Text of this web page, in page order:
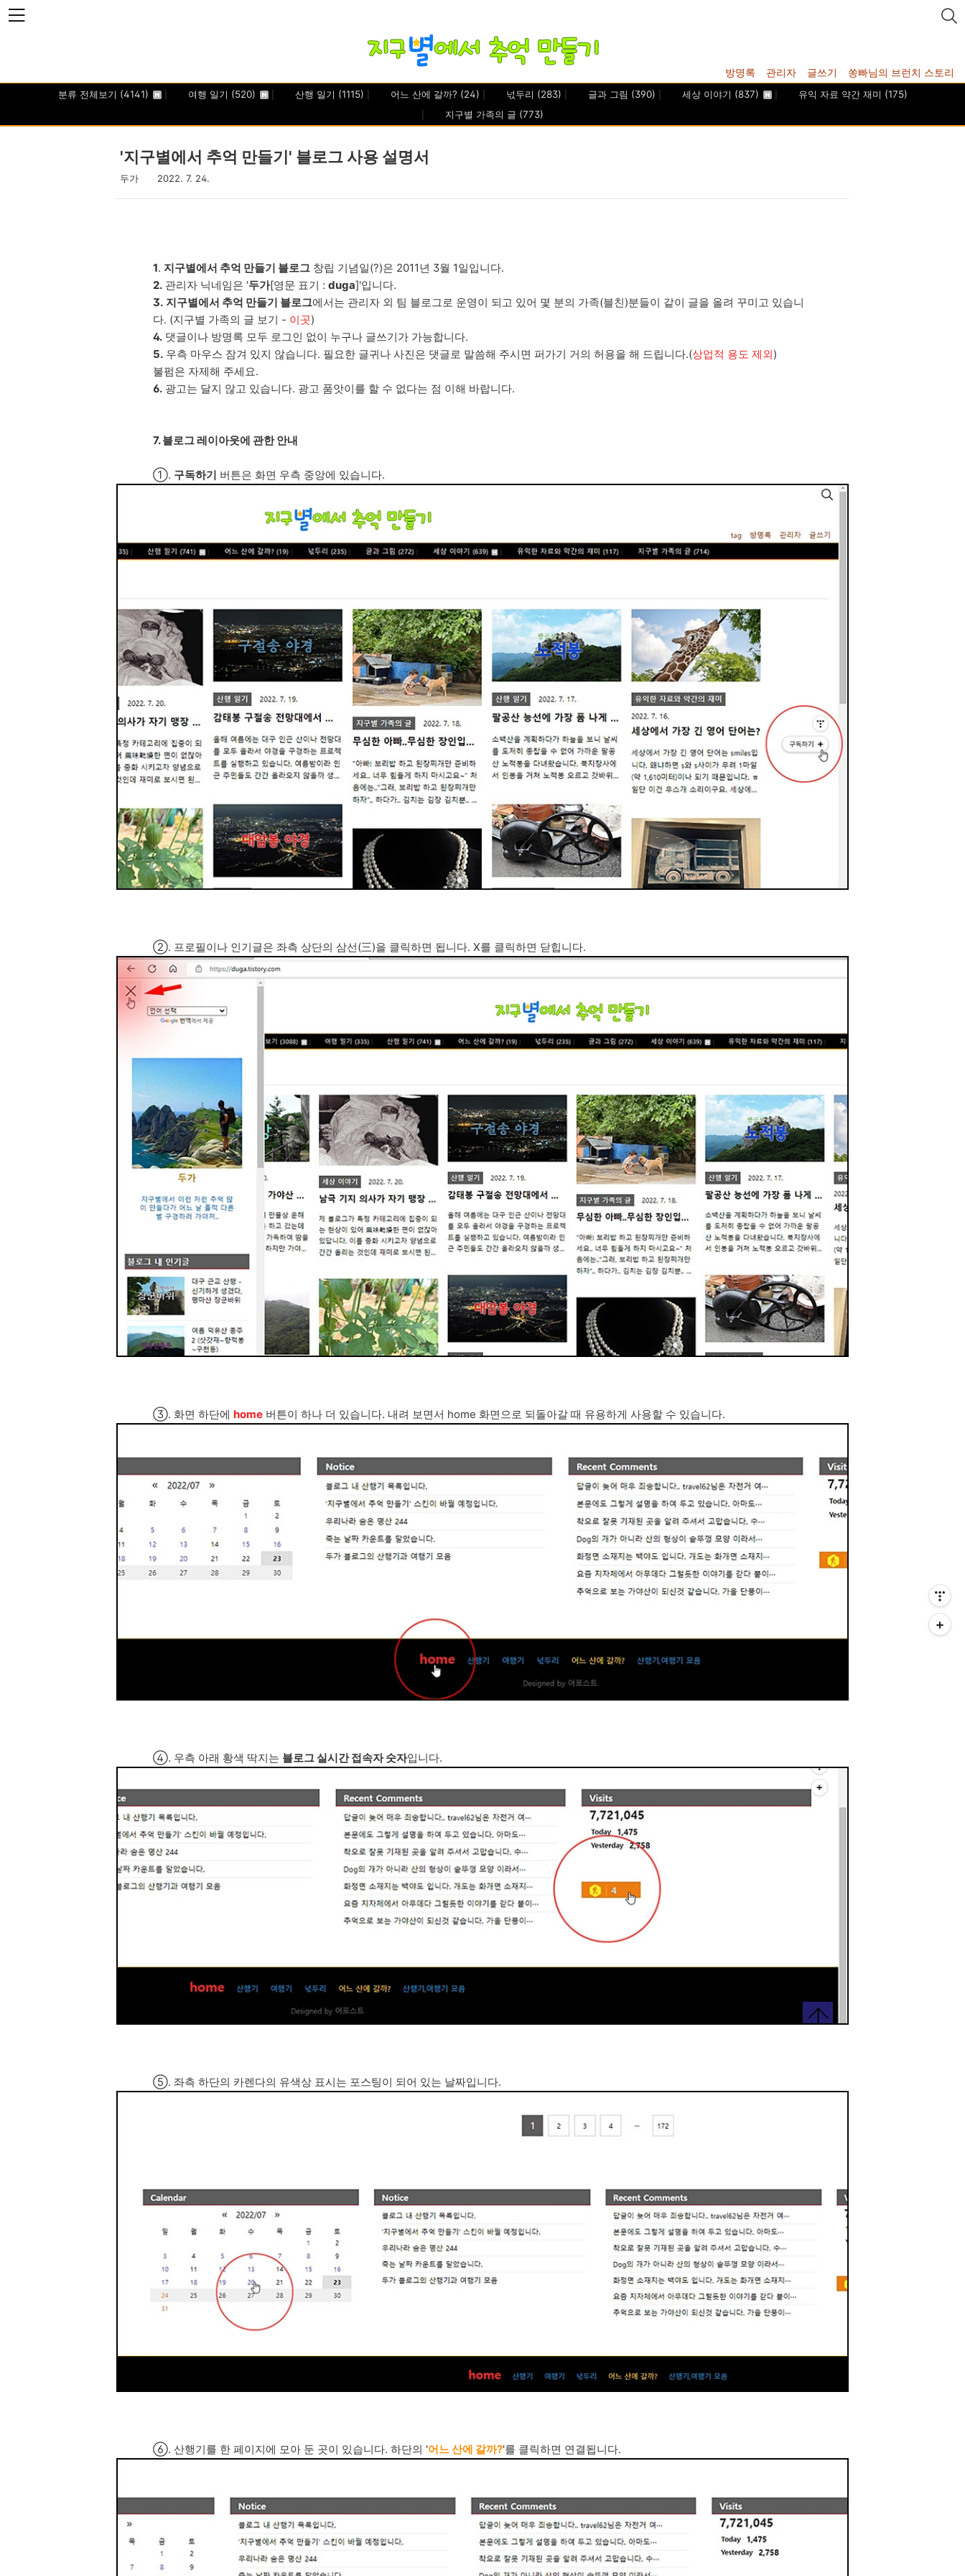
본문 바로가기
방명록 관리자 글쓰기 쏭빠님의 브런치 스토리
분류 전체보기 (4141) 여행 일기 (520) 산행 일기 (1115) 어느 산에 갈까? (24) 넋두리 (283) 글과 그림 (390) 세상 이야기 (837) 유익 자료 약간 재미 (175)
지구별 가족의 글 (773)
'지구별에서 추억 만들기' 블로그 사용 설명서
두가 2022. 7. 24.
1. 지구별에서 추억 만들기 블로그 창립 기념일(?)은 2011년 3월 1일입니다.
2. 관리자 닉네임은 '두가[영문 표기 : duga]'입니다.
3. 지구별에서 추억 만들기 블로그에서는 관리자 외 팀 블로그로 운영이 되고 있어 몇 분의 가족(블친)분들이 같이 글을 올려 꾸미고 있습니
다. (지구별 가족의 글 보기 - 이곳)
4. 댓글이나 방명록 모두 로그인 없이 누구나 글쓰기가 가능합니다.
5. 우측 마우스 잠겨 있지 않습니다. 필요한 글귀나 사진은 댓글로 말씀해 주시면 퍼가기 거의 허용을 해 드립니다.(상업적 용도 제외)
불펌은 자제해 주세요.
6. 광고는 달지 않고 있습니다. 광고 품앗이를 할 수 없다는 점 이해 바랍니다.
7. 블로그 레이아웃에 관한 안내
①. 구독하기 버튼은 화면 우측 중앙에 있습니다.
②. 프로필이나 인기글은 좌측 상단의 삼선(三)을 클릭하면 됩니다. X를 클릭하면 닫힙니다.
③. 화면 하단에 home 버튼이 하나 더 있습니다. 내려 보면서 home 화면으로 되돌아갈 때 유용하게 사용할 수 있습니다.
④. 우측 아래 황색 딱지는 블로그 실시간 접속자 숫자입니다.
⑤. 좌측 하단의 카렌다의 유색상 표시는 포스팅이 되어 있는 날짜입니다.
⑥. 산행기를 한 페이지에 모아 둔 곳이 있습니다. 하단의 '어느 산에 갈까?'를 클릭하면 연결됩니다.